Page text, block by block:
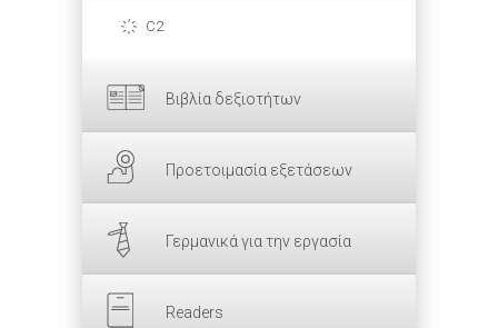
C2
Βιβλία δεξιοτήτων
Προετοιμασία εξετάσεων
Γερμανικά για την εργασία
Readers